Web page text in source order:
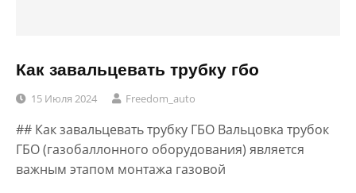
Как завальцевать трубку гбо
15 Июля 2024 Freedom_auto
## Как завальцевать трубку ГБО Вальцовка трубок
ГБО (газобаллонного оборудования) является
важным этапом монтажа газовой